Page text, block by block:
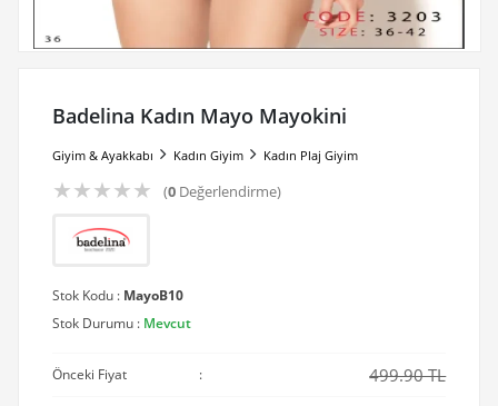
Badelina Kadın Mayo Mayokini
Giyim & Ayakkabı Kadın Giyim Kadın Plaj Giyim
★★★★★ (0Değerlendirme)
Stok Kodu : MayoB10
Stok Durumu : Mevcut
Önceki Fiyat : 499.90 TL